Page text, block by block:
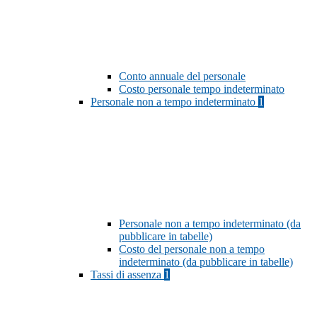
Conto annuale del personale
Costo personale tempo indeterminato
Personale non a tempo indeterminato 1
Personale non a tempo indeterminato (da
pubblicare in tabelle)
Costo del personale non a tempo
indeterminato (da pubblicare in tabelle)
Tassi di assenza 1